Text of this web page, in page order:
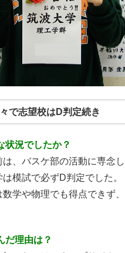
で志望校はD判定続き
況でしたか？
は、バスケ部の活動に専念
模試で必ずD判定でした。
学や物理でも得点できず
だ理由は？